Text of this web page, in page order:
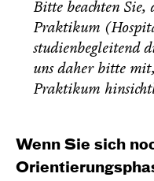
Bitte beachten
Praktikum
studienbegleitend
uns daher bitte
Praktikum
Wenn Sie sich